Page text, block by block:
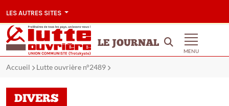
LES AUTRES SITES
LE JOURNAL
MENU
Accueil Lutte ouvrière n°2489
DIVERS